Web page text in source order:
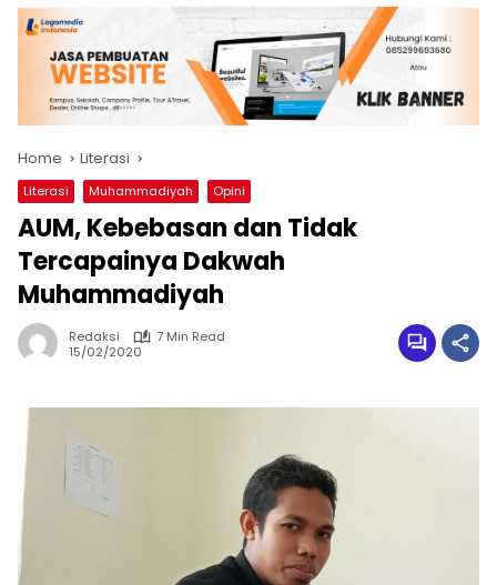
Home Literasi
Literasi Muhammadiyah Opini
AUM, Kebebasan dan Tidak
Tercapainya Dakwah
Muhammadiyah
Redaksi
7 Min Read
15/02/2020